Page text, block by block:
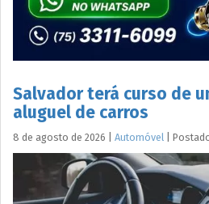
Salvador terá curso de
aluguel de carros
8 de agosto de 2026 Automóvel